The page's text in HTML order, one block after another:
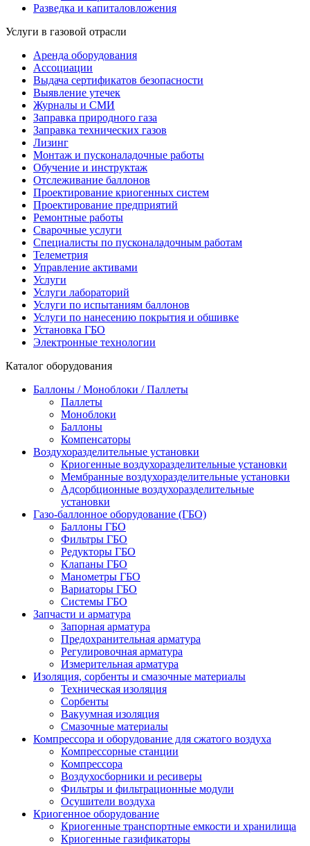
Разведка и капиталовложения
Услуги в газовой отрасли
Аренда оборудования
Ассоциации
Выдача сертификатов безопасности
Выявление утечек
Журналы и СМИ
Заправка природного газа
Заправка технических газов
Лизинг
Монтаж и пусконаладочные работы
Обучение и инструктаж
Отслеживание баллонов
Проектирование криогенных систем
Проектирование предприятий
Ремонтные работы
Сварочные услуги
Специалисты по пусконаладочным работам
Телеметрия
Управление активами
Услуги
Услуги лабораторий
Услуги по испытаниям баллонов
Услуги по нанесению покрытия и обшивке
Установка ГБО
Электронные технологии
Каталог оборудования
Баллоны / Моноблоки / Паллеты
Паллеты
Моноблоки
Баллоны
Компенсаторы
Воздухоразделительные установки
Криогенные воздухоразделительные установки
Мембранные воздухоразделительные установки
Адсорбционные воздухоразделительные
установки
Газо-баллонное оборудование (ГБО)
Баллоны ГБО
Фильтры ГБО
Редукторы ГБО
Клапаны ГБО
Манометры ГБО
Вариаторы ГБО
Системы ГБО
Запчасти и арматура
Запорная арматура
Предохранительная арматура
Регулировочная арматура
Измерительная арматура
Изоляция, сорбенты и смазочные материалы
Техническая изоляция
Сорбенты
Вакуумная изоляция
Смазочные материалы
Компрессора и оборудование для сжатого воздуха
Компрессорные станции
Компрессора
Воздухосборники и ресиверы
Фильтры и фильтрационные модули
Осушители воздуха
Криогенное оборудование
Криогенные транспортные емкости и хранилища
Криогенные газификаторы